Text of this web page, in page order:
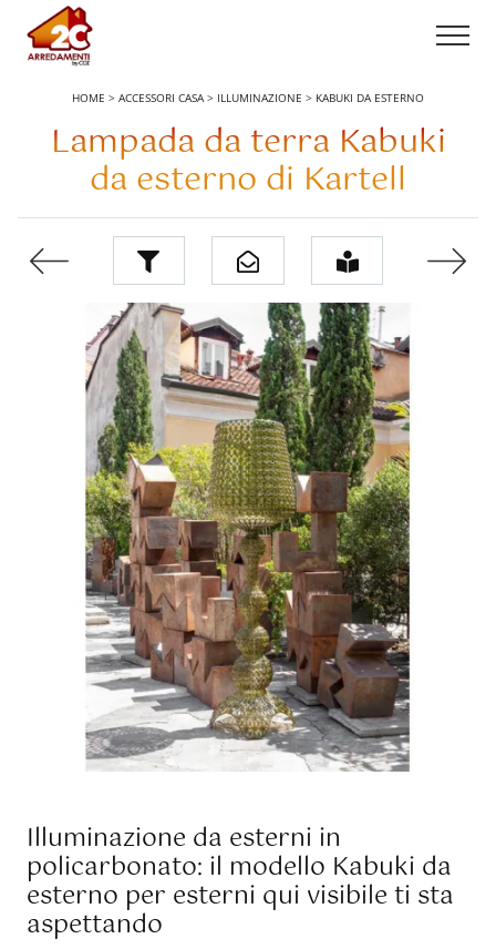
HOME > ACCESSORI CASA> ILLUMINAZIONE > KABUKI DA ESTERNO
Lampada da terra Kabuki
da esterno di Kartell
Illuminazione da esterni in
policarbonato: il modello Kabuki da
esterno per esterni qui visibile ti sta
aspettando